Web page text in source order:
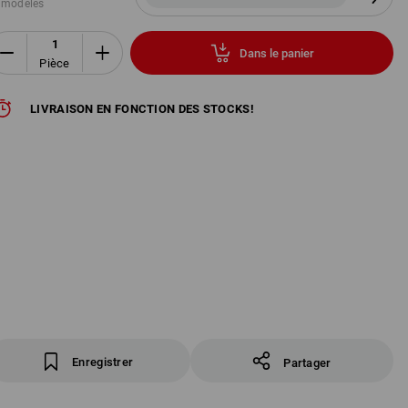
Pièce
Dans le panier
LIVRAISON EN FONCTION DES STOCKS!
Enregistrer Partager